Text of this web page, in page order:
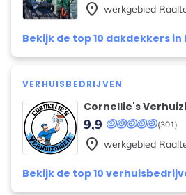
Bekijk de top 10 dakdekkers in
place werkgebied
VERHUISBEDRIJVEN
Cornellie's
(301)
9,9
Bekijk de top 10
place werkgebied